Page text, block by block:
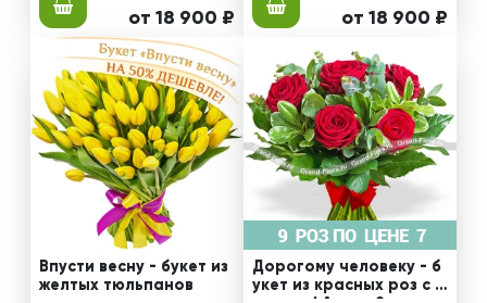
от 18 900 ₽ от 18 900 ₽
Впусти весну - букет из
желтых тюльпанов
Дорогому человеку - б
укет из красных роз с з